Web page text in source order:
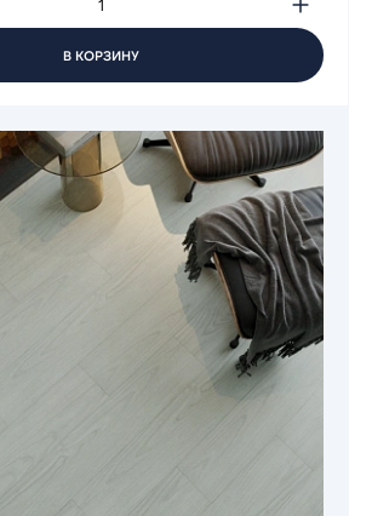
В КОРЗИНУ